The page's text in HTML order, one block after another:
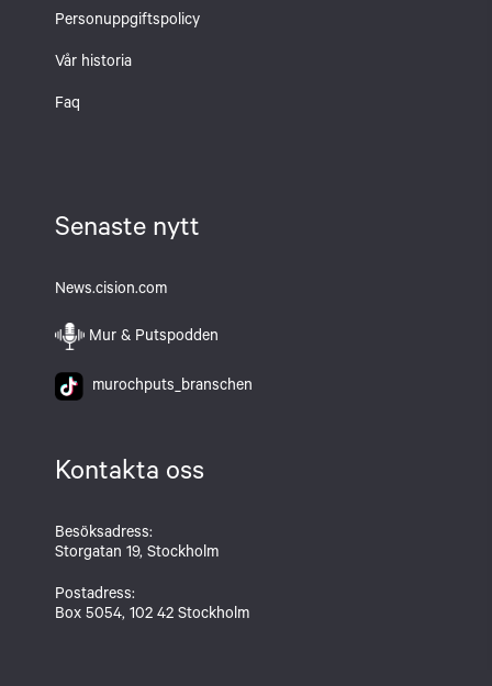
Personuppgiftspolicy
Vår historia
Faq
Senaste nytt
News.cision.com
Mur & Putspodden
murochputs_branschen
Kontakta oss
Besöksadress:
Storgatan 19, Stockholm
Postadress:
Box 5054, 102 42 Stockholm